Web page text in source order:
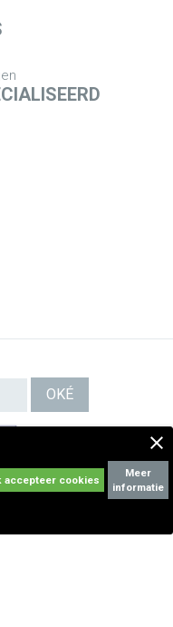
Meer
informatie
